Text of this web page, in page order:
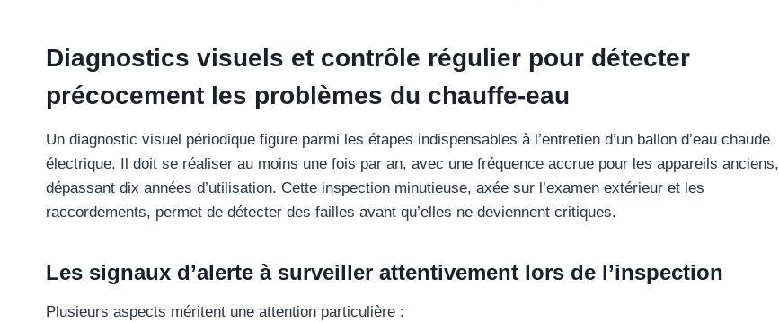
Diagnostics visuels et contrôle régulier pour détecter
précocement les problèmes du chauffe-eau
Un diagnostic visuel périodique figure parmi les étapes indispensables à l’entretien d’un ballon d’eau chaude
électrique. Il doit se réaliser au moins une fois par an, avec une fréquence accrue pour les appareils anciens,
dépassant dix années d’utilisation. Cette inspection minutieuse, axée sur l’examen extérieur et les
raccordements, permet de détecter des failles avant qu’elles ne deviennent critiques.
Les signaux d’alerte à surveiller attentivement lors de l’inspection
Plusieurs aspects méritent une attention particulière :